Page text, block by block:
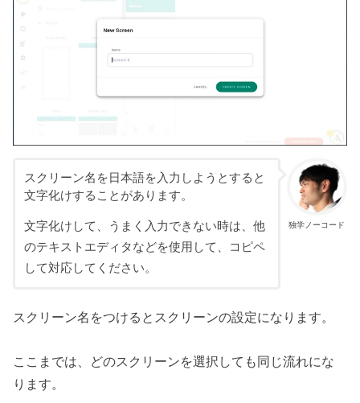
独学ノーコード
スクリーン名を日本語を入力しようとすると
文字化けすることがあります。
文字化けして、うまく入力できない時は、他
のテキストエディタなどを使用して、コピペ
して対応してください。
スクリーン名をつけるとスクリーンの設定になります。
ここまでは、どのスクリーンを選択しても同じ流れにな
ります。